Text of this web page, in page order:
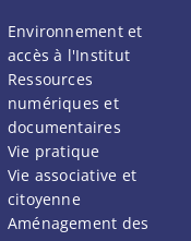
Environnement et
accès à l'Institut
Ressources
numériques et
documentaires
Vie pratique
Vie associative et
citoyenne
Aménagement des